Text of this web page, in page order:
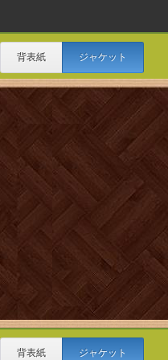
背表紙 ジャケット
背表紙 ジャケット